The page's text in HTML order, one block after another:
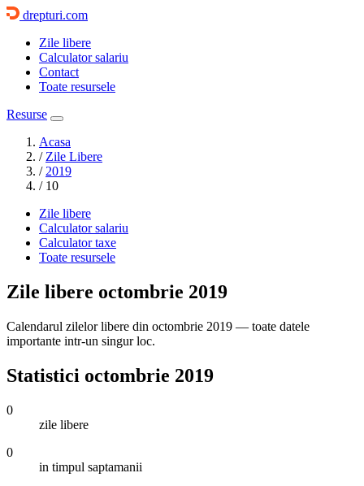
drepturi.com
Zile libere
Calculator salariu
Contact
Toate resursele
Resurse
Acasa
/ Zile Libere
/ 2019
/ 10
Zile libere
Calculator salariu
Calculator taxe
Toate resursele
Zile libere octombrie 2019
Calendarul zilelor libere din octombrie 2019 — toate datele
importante intr-un singur loc.
Statistici octombrie 2019
0
zile libere
0
in timpul saptamanii